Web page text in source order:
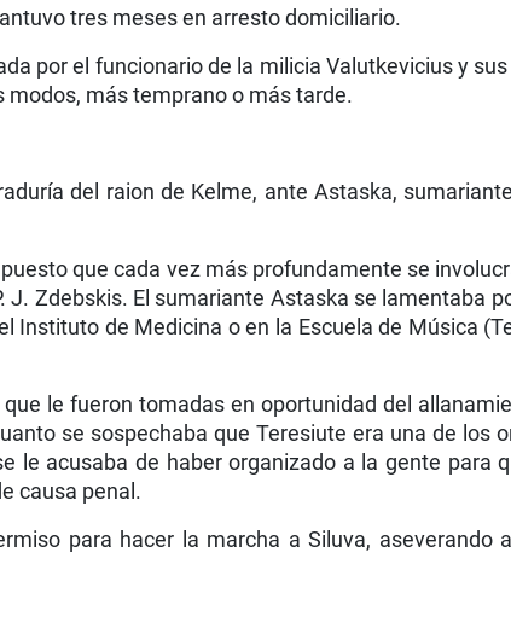
tres meses en arresto domiciliario.
por el funcionario de la milicia Valutkevicius y
más temprano o más tarde.
del raion de Kelme, ante Astaska,
que cada vez más profundamente se
J. Zdebskis. El sumariante Astaska se lamentaba
de Medicina o en la Escuela de Música
le fueron tomadas en oportunidad del
se sospechaba que Teresiute era una de los
le acusaba de haber organizado a la gente para
causa penal.
para hacer la marcha a Siluva, aseverando